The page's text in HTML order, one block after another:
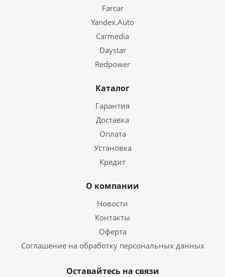
Farcar
Yandex.Auto
Carmedia
Daystar
Redpower
Каталог
Гарантия
Доставка
Оплата
Установка
Кредит
О компании
Новости
Контакты
Оферта
Соглашение на обработку персональных данных
Оставайтесь на связи